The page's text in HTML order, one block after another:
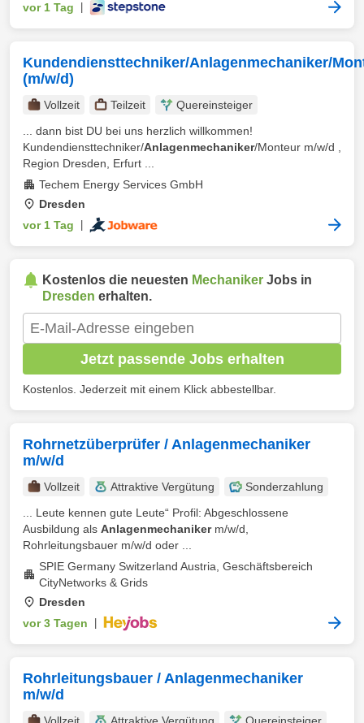
vor 1 Tag
Kundendiensttechniker/Anlagenmechaniker/
(m/w/d)
Vollzeit Teilzeit
Quereinsteiger
... dann bist DU bei uns herzlich willkommen!
Kundendiensttechniker/Anlagenmechaniker/Monteur m/w/d ,
Region Dresden, Erfurt ...
Techem Energy Services GmbH
Dresden
vor 1 Tag
Kostenlos die neuesten Mechaniker Jobs in
Dresden erhalten.
Jetzt passende Jobs erhalten
Kostenlos. Jederzeit mit einem Klick abbestellbar.
Rohrnetzüberprüfer / Anlagenmechaniker
m/w/d
Vollzeit Attraktive Vergütung
Sonderzahlung
... Leute kennen gute Leute“ Profil: Abgeschlossene
Ausbildung als Anlagenmechanikerm/w/d,
Rohrleitungsbauer m/w/d oder ...
SPIE Germany Switzerland Austria, Geschäftsbereich
CityNetworks & Grids
Dresden
vor 3 Tagen
Rohrleitungsbauer / Anlagenmechaniker
m/w/d